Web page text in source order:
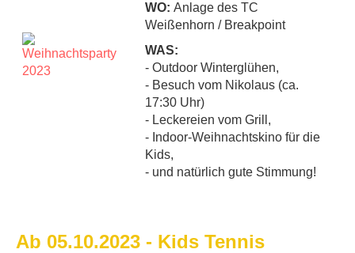
WO: Anlage des TC
Weißenhorn / Breakpoint
WAS:
- Outdoor Winterglühen,
- Besuch vom Nikolaus (ca.
17:30 Uhr)
- Leckereien vom Grill,
- Indoor-Weihnachtskino für die
Kids,
- und natürlich gute Stimmung!
Ab 05.10.2023 - Kids Tennis